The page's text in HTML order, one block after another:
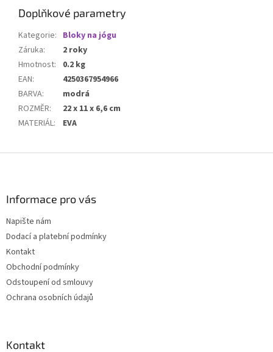
Doplňkové parametry
Kategorie: Bloky na jógu
Záruka:
2 roky
Hmotnost:
0.2 kg
EAN:
4250367954966
BARVA:
modrá
ROZMĚR:
22 x 11 x 6,6 cm
MATERIÁL: EVA
Informace pro vás
Napište nám
Dodací a platební podmínky
Kontakt
Obchodní podmínky
Odstoupení od smlouvy
Ochrana osobních údajů
Kontakt